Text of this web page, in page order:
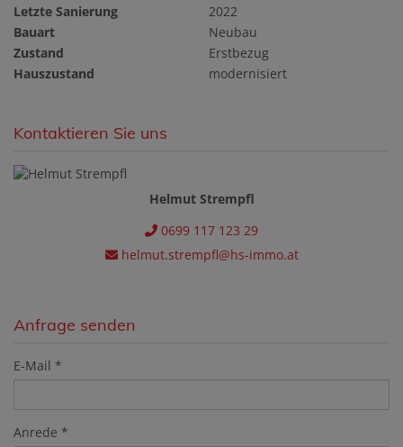
Letzte Sanierung
2022
Bauart
Neubau
Zustand
Erstbezug
Hauszustand
modernisiert
Kontaktieren Sie uns
Helmut Strempfl
0699 117 123 29
helmut.strempfl@hs-immo.at
Anfrage senden
E-Mail
Anrede